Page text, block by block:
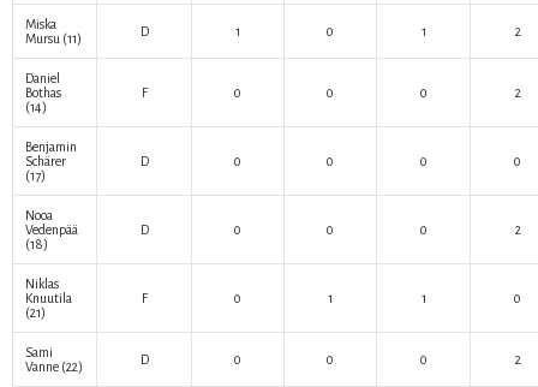
Miska
Mursu (11) D 1 0 1 2
Daniel
Bothas
(14)
F 0 0 0 2
Benjamin
Schärer
(17)
D 0 0 0 0
Nooa
Vedenpää
(18)
D 0 0 0 2
Niklas
Knuutila
(21)
F 0 1 1 0
Sami
Vanne (22) D 0 0 0 2